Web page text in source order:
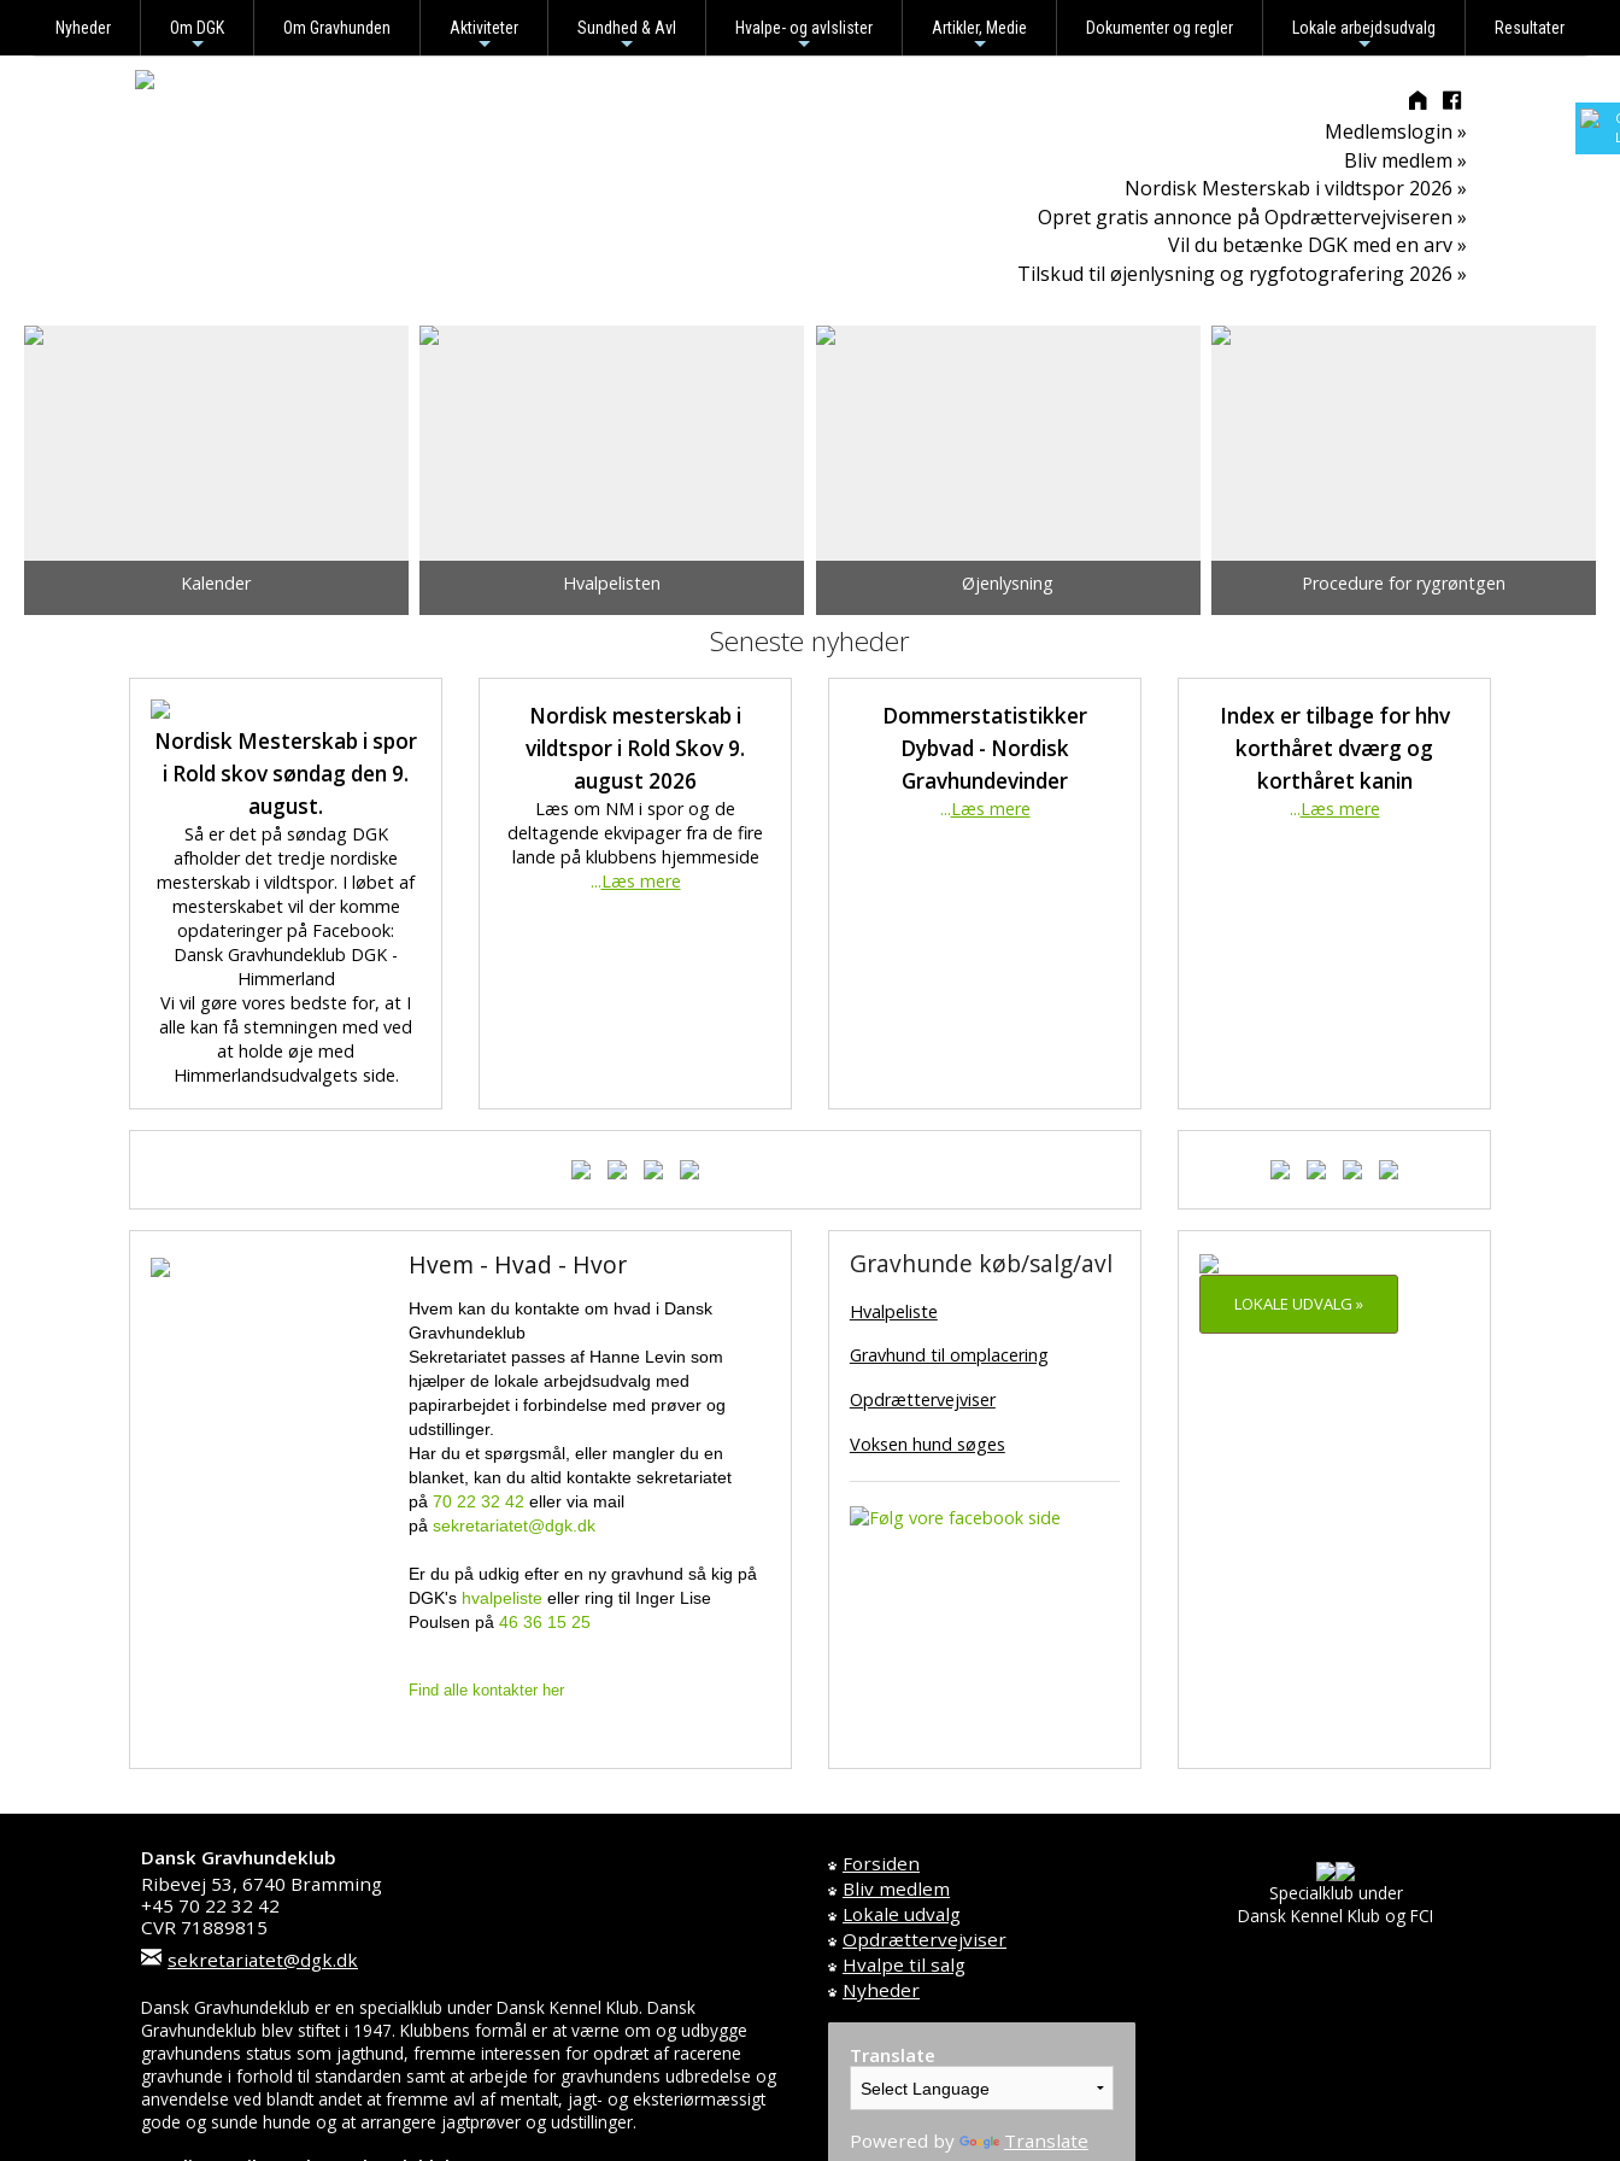
Nyheder Om DGK Om Gravhunden Aktiviteter Sundhed & Avl Hvalpe- og avlslister Artikler, Medie Dokumenter og regler Lokale arbejdsudvalg Resultater
Medlemslogin »
Bliv medlem »
Nordisk Mesterskab i vildtspor 2026 »
Opret gratis annonce på Opdrættervejviseren »
Vil du betænke DGK med en arv »
Tilskud til øjenlysning og rygfotografering 2026 »
Kalender Hvalpelisten Øjenlysning Procedure for rygrøntgen
Seneste nyheder
Nordisk Mesterskab i spor
i Rold skov søndag den 9.
august.
Så er det på søndag DGK
afholder det tredje nordiske
mesterskab i vildtspor. I løbet af
mesterskabet vil der komme
opdateringer på Facebook:
Dansk Gravhundeklub DGK -
Himmerland
Vi vil gøre vores bedste for, at I
alle kan få stemningen med ved
at holde øje med
Himmerlandsudvalgets side.
Nordisk mesterskab i
vildtspor i Rold Skov 9.
august 2026
Læs om NM i spor og de
deltagende ekvipager fra de fire
lande på klubbens hjemmeside
...Læs mere
Dommerstatistikker
Dybvad - Nordisk
Gravhundevinder
...Læs mere
Index er tilbage for hhv
korthåret dværg og
korthåret kanin
...Læs mere
Hvem - Hvad - Hvor
Hvem kan du kontakte om hvad i Dansk
Gravhundeklub
Sekretariatet passes af Hanne Levin som
hjælper de lokale arbejdsudvalg med
papirarbejdet i forbindelse med prøver og
udstillinger.
Har du et spørgsmål, eller mangler du en
blanket, kan du altid kontakte sekretariatet
på 70 22 32 42 eller via mail
på sekretariatet@dgk.dk
Er du på udkig efter en ny gravhund så kig på
DGK's hvalpelisteeller ring til Inger Lise
Poulsen på 46 36 15 25
Find alle kontakter her
Gravhunde køb/salg/avl
Hvalpeliste
Gravhund til omplacering
Opdrættervejviser
Voksen hund søges
LOKALE UDVALG »
Dansk Gravhundeklub
Ribevej 53, 6740 Bramming
+45 70 22 32 42
CVR 71889815
sekretariatet@dgk.dk
Dansk Gravhundeklub er en specialklub under Dansk Kennel Klub. Dansk
Gravhundeklub blev stiftet i 1947. Klubbens formål er at værne om og udbygge
gravhundens status som jagthund, fremme interessen for opdræt af racerene
gravhunde i forhold til standarden samt at arbejde for gravhundens udbredelse og
anvendelse ved blandt andet at fremme avl af mentalt, jagt- og eksteriørmæssigt
gode og sunde hunde og at arrangere jagtprøver og udstillinger.
Forsiden
Bliv medlem
Lokale udvalg
Opdrættervejviser
Hvalpe til salg
Nyheder
Translate
Powered by Translate
Specialklub under
Dansk Kennel Klub og FCI